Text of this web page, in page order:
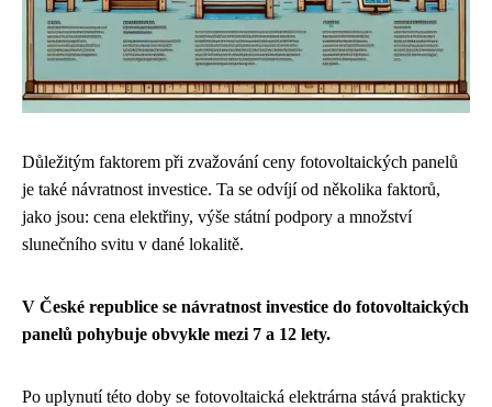
Důležitým faktorem při zvažování ceny fotovoltaických panelů
je také návratnost investice. Ta se odvíjí od několika faktorů,
jako jsou: cena elektřiny, výše státní podpory a množství
slunečního svitu v dané lokalitě.
V České republice se návratnost investice do fotovoltaických
panelů pohybuje obvykle mezi 7 a 12 lety.
Po uplynutí této doby se fotovoltaická elektrárna stává prakticky